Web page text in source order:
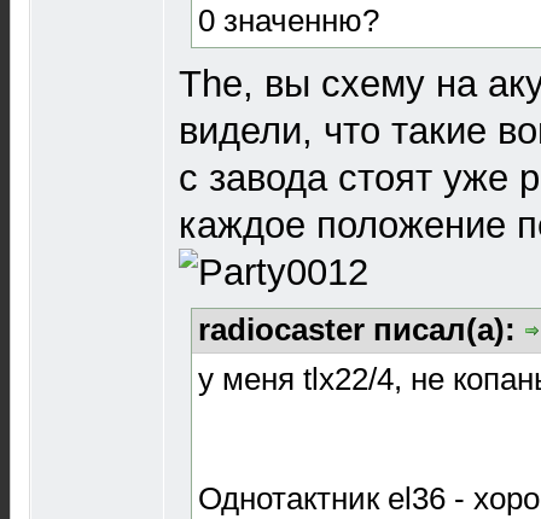
0 значенню?
The, вы схему на
видели, что такие
с завода стоят уже
каждое положение
radiocaster писал(а):
у меня tlx22/4, не
Однотактник el36 -